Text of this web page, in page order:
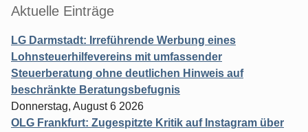
Aktuelle Einträge
LG Darmstadt: Irreführende Werbung eines
Lohnsteuerhilfevereins mit umfassender
Steuerberatung ohne deutlichen Hinweis auf
beschränkte Beratungsbefugnis
Donnerstag, August 6 2026
OLG Frankfurt: Zugespitzte Kritik auf Instagram über